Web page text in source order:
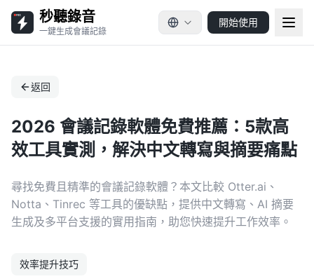
秒聽錄音
一鍵生成會議記錄
開始使用
返回
2026 會議記錄軟體免費推薦：5款高
效工具實測，解決中文轉寫與摘要痛點
尋找免費且精準的會議記錄軟體？本文比較 Otter.ai、
Notta、Tinrec 等工具的優缺點，提供中文轉寫、AI 摘要
生成及多平台支援的實用指南，助您快速提升工作效率。
效率提升技巧